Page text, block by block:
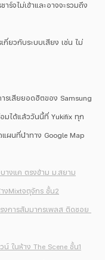
มได้แล้ววันนี้ที่ Yukifix ทุก
ผนที่นำทาง Google Map
างแค ตรงข้าม ม.สยาม
งMixtจตุจักร ชั้น2
งการสัมมากรเพลส ติดซอย
ในห้าง The Scene ชั้น1